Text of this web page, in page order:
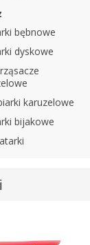
bębnowe
dyskowe
karuzelowe
bijakowe